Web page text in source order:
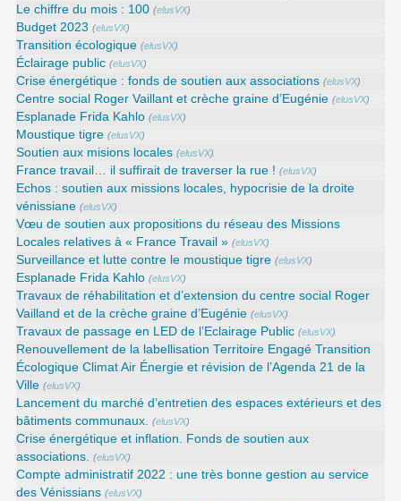
Le chiffre du mois : 100 (elusVX)
Budget 2023 (elusVX)
Transition écologique (elusVX)
Éclairage public (elusVX)
Crise énergétique : fonds de soutien aux associations (elusVX)
Centre social Roger Vaillant et crèche graine d’Eugénie (elusVX)
Esplanade Frida Kahlo (elusVX)
Moustique tigre (elusVX)
Soutien aux misions locales (elusVX)
France travail… il suffirait de traverser la rue ! (elusVX)
Echos : soutien aux missions locales, hypocrisie de la droite
vénissiane (elusVX)
Vœu de soutien aux propositions du réseau des Missions
Locales relatives à « France Travail » (elusVX)
Surveillance et lutte contre le moustique tigre (elusVX)
Esplanade Frida Kahlo (elusVX)
Travaux de réhabilitation et d’extension du centre social Roger
Vailland et de la crèche graine d’Eugénie (elusVX)
Travaux de passage en LED de l’Eclairage Public (elusVX)
Renouvellement de la labellisation Territoire Engagé Transition
Écologique Climat Air Énergie et révision de l’Agenda 21 de la
Ville (elusVX)
Lancement du marché d’entretien des espaces extérieurs et des
bâtiments communaux. (elusVX)
Crise énergétique et inflation. Fonds de soutien aux
associations. (elusVX)
Compte administratif 2022 : une très bonne gestion au service
des Vénissians (elusVX)